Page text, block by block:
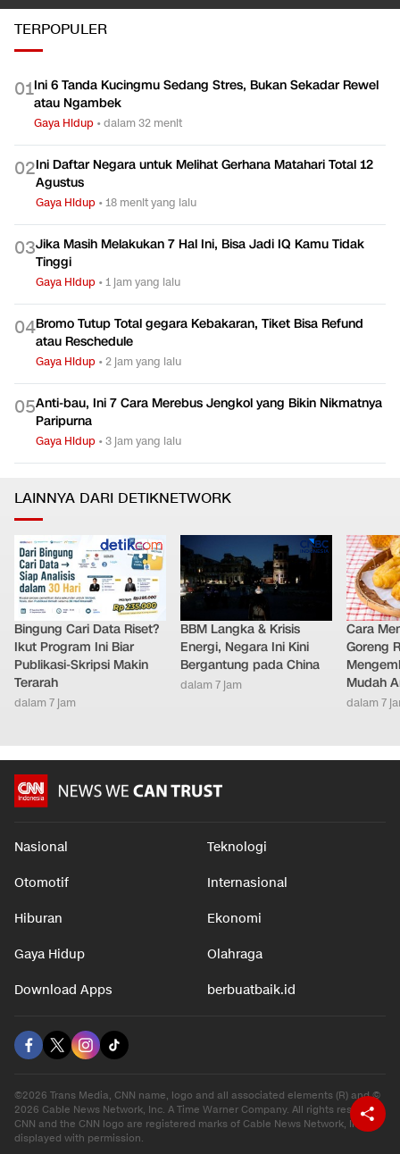
TERPOPULER
01Ini 6 Tanda Kucingmu Sedang Stres, Bukan Sekadar Rewel
atau Ngambek
Gaya Hidup •dalam 32 menit
02Ini Daftar Negara untuk Melihat Gerhana Matahari Total 12
Agustus
Gaya Hidup •18 menit yang lalu
03Jika Masih Melakukan 7 Hal Ini, Bisa Jadi IQ Kamu Tidak
Tinggi
Gaya Hidup •1 jam yang lalu
04Bromo Tutup Total gegara Kebakaran, Tiket Bisa Refund
atau Reschedule
Gaya Hidup •2 jam yang lalu
05Anti-bau, Ini 7 Cara Merebus Jengkol yang Bikin Nikmatnya
Paripurna
Gaya Hidup •3 jam yang lalu
LAINNYA DARI DETIKNETWORK
Bingung Cari Data Riset?
Ikut Program Ini Biar
Publikasi-Skripsi Makin
Terarah
dalam 7 jam
BBM Langka & Krisis
Energi, Negara Ini Kini
Bergantung pada China
dalam 7 jam
Cara
Goreng
Mudah
dalam 7
Nasional Teknologi
Otomotif Internasional
Hiburan Ekonomi
Gaya Hidup Olahraga
Download Apps berbuatbaik.id
©2026 Trans Media, CNN name, logo and all associated elements (R) and ©
2026 Cable News Network, Inc. A Time Warner Company. All rights reserved.
CNN and the CNN logo are registered marks of Cable News Network, Inc.,
displayed with permission.